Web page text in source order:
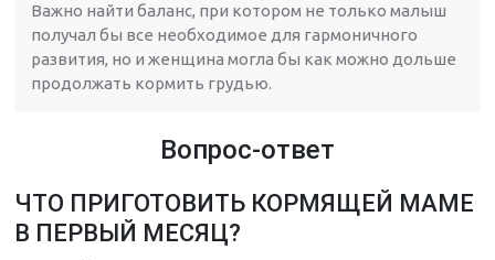
Важно найти баланс, при котором не только малыш
получал бы все необходимое для гармоничного
развития, но и женщина могла бы как можно дольше
продолжать кормить грудью.
Вопрос-ответ
ЧТО ПРИГОТОВИТЬ КОРМЯЩЕЙ МАМЕ
В ПЕРВЫЙ МЕСЯЦ?